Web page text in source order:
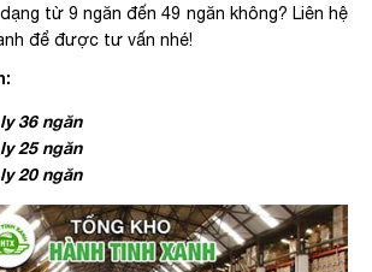
từ 9 ngăn đến 49 ngăn không? Liên hệ
để được tư vấn nhé!
36 ngăn
25 ngăn
20 ngăn